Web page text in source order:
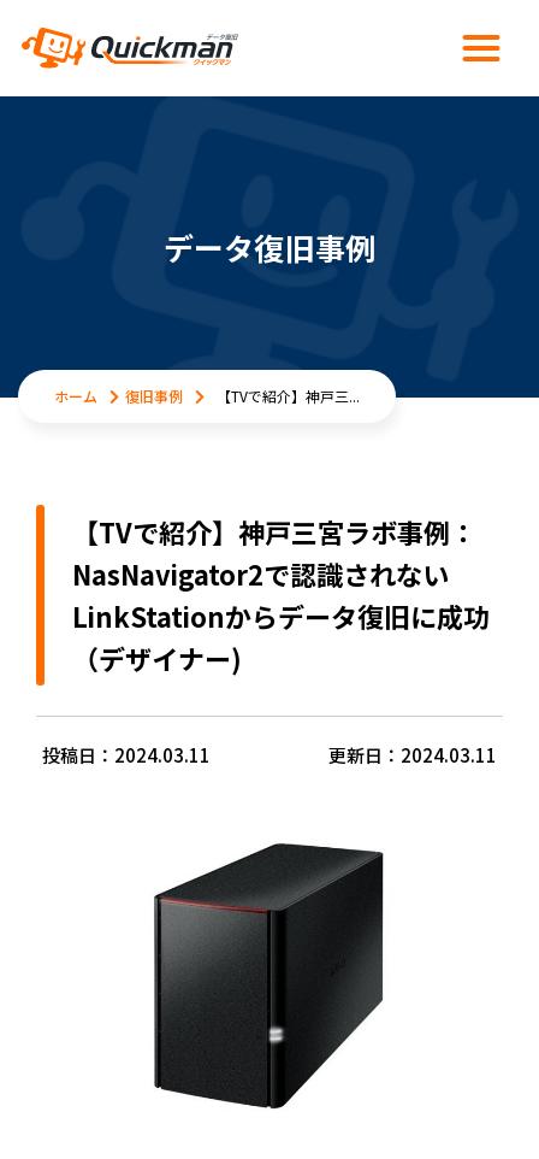
データ復旧事例
ホーム 復旧事例 【TVで紹介】神戸三...
【TVで紹介】神戸三宮ラボ事例：
NasNavigator2で認識されない
LinkStationからデータ復旧に成功
（デザイナー)
投稿日：2024.03.11 更新日：2024.03.11